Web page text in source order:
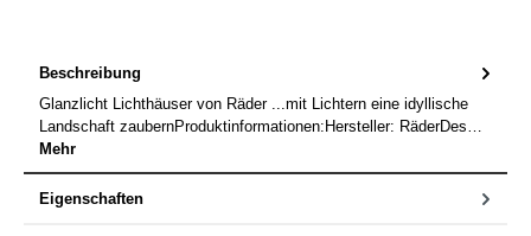
Beschreibung
Glanzlicht Lichthäuser von Räder ...mit Lichtern eine idyllische
Landschaft zaubernProduktinformationen:Hersteller: RäderDes…
Mehr
Eigenschaften